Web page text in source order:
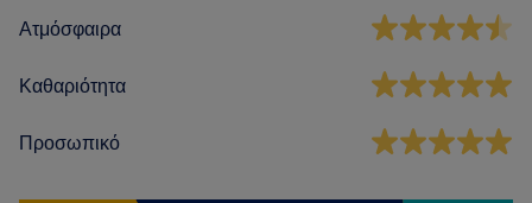
Ατμόσφαιρα
Καθαριότητα
Προσωπικό